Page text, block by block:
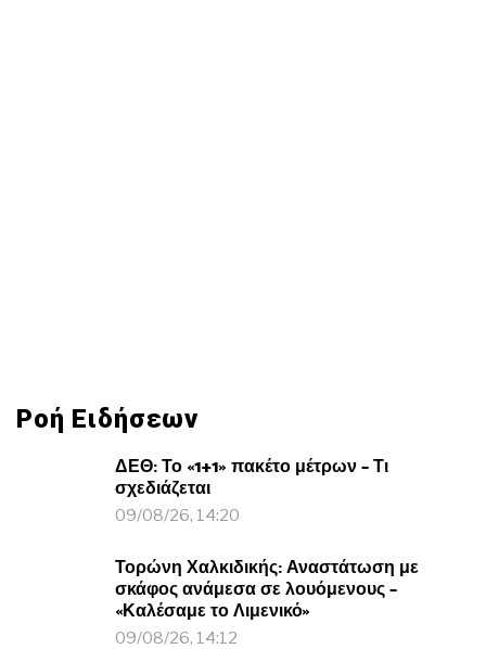
Ροή Ειδήσεων
ΔΕΘ: Το «1+1» πακέτο μέτρων – Τι
σχεδιάζεται
09/08/26, 14:20
Τορώνη Χαλκιδικής: Αναστάτωση με
σκάφος ανάμεσα σε λουόμενους –
«Καλέσαμε το Λιμενικό»
09/08/26, 14:12